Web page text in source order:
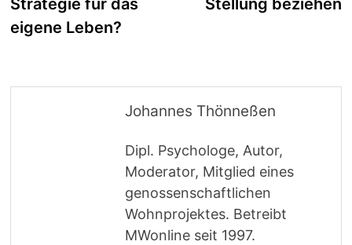
Strategie für das
eigene Leben?
Stellung beziehen
Johannes Thönneßen
Dipl. Psychologe, Autor,
Moderator, Mitglied eines
genossenschaftlichen
Wohnprojektes. Betreibt
MWonline seit 1997.